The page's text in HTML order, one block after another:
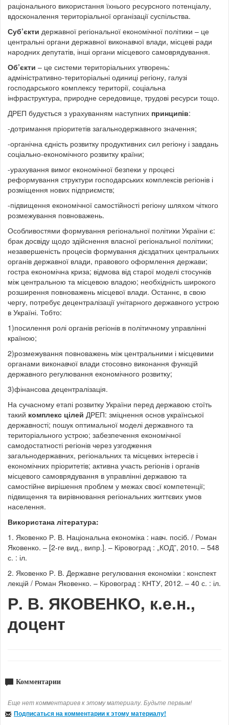
раціонального використання їхнього ресурсного потенціалу,
вдосконалення територіальної організації суспільства.
Суб’єкти державної регіональної економічної політики – це
центральні органи державної виконавчої влади, місцеві ради
народних депутатів, інші органи місцевого самоврядування.
Об’єкти – це системи територіальних утворень:
адміністративно-територіальні одиниці регіону, галузі
господарського комплексу території, соціальна
інфраструктура, природне середовище, трудові ресурси тощо.
ДРЕП будується з урахуванням наступних принципів:
-дотримання пріоритетів загальнодержавного значення;
-органічна єдність розвитку продуктивних сил регіону і завдань
соціально-економічного розвитку країни;
-урахування вимог економічної безпеки у процесі
реформування структури господарських комплексів регіонів і
розміщення нових підприємств;
-підвищення економічної самостійності регіону шляхом чіткого
розмежування повноважень.
Особливостями формування регіональної політики України є:
брак досвіду щодо здійснення власної регіональної політики;
незавершеність процесів формування дієздатних центральних
органів державної влади, правового оформлення держави;
гостра економічна криза; відмова від старої моделі стосунків
між центральною та місцевою владою; необхідність широкого
розширення повноважень місцевої влади. Останнє, в свою
чергу, потребує децентралізації унітарного державного устрою
в Україні. Тобто:
1)посилення ролі органів регіонів в політичному управлінні
країною;
2)розмежування повноважень між центральними і місцевими
органами виконавчої влади стосовно виконання функцій
державного регулювання економічного розвитку;
3)фінансова децентралізація.
На сучасному етапі розвитку України перед державою стоїть
такий комплекс цілей ДРЕП: зміцнення основ української
державності; пошук оптимальної моделі державного та
територіального устрою; забезпечення економічної
самодостатності регіонів через узгодження
загальнодержавних, регіональних та місцевих інтересів і
економічних пріоритетів; активна участь регіонів і органів
місцевого самоврядування в управлінні державою та
самостійне вирішення проблем у межах своєї компетенції;
підвищення та вирівнювання регіональних життєвих умов
населення.
Використана література:
1. Яковенко Р. В. Національна економіка : навч. посіб. / Роман
Яковенко. – [2-ге вид., випр.]. – Кіровоград : „КОД”, 2010. – 548
с. : іл.
2. Яковенко Р. В. Державне регулювання економіки : конспект
лекцій / Роман Яковенко. – Кіровоград : КНТУ, 2012. – 40 с. : іл.
Р. В. ЯКОВЕНКО, к.е.н.,
доцент
Комментарии
Еще нет комментариев к этому материалу. Будьте первым!
Подписаться на комментарии к этому материалу!